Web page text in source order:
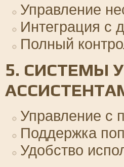
Управление
Интеграция с
Полный
5. СИСТЕМЫ
Управление с
Поддержка
Удобство